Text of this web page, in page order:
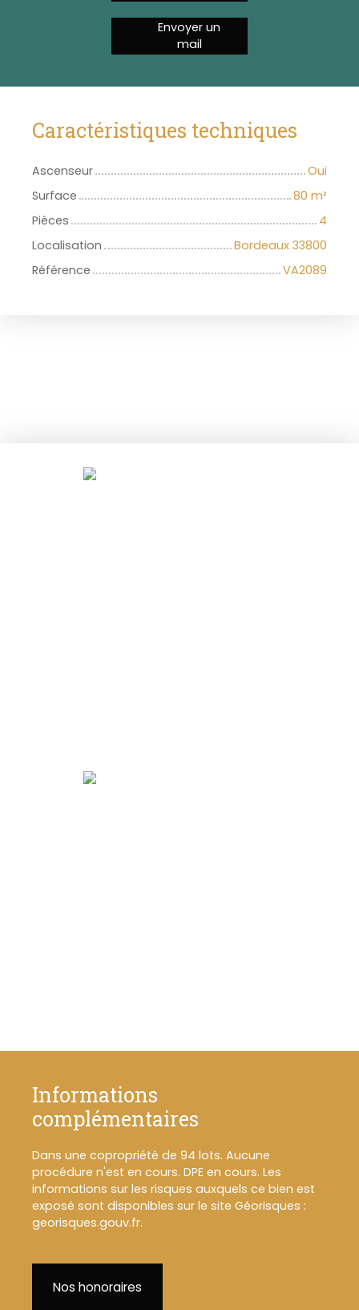
Envoyer un
mail
Caractéristiques techniques
Ascenseur
Oui
Surface
80 m²
Pièces
4
Localisation
Bordeaux 33800
Référence
VA2089
Informations
complémentaires
Dans une copropriété de 94 lots. Aucune
procédure n'est en cours. DPE en cours. Les
informations sur les risques auxquels ce bien est
exposé sont disponibles sur le site Géorisques :
georisques.gouv.fr.
Nos honoraires